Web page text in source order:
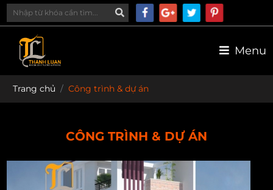
Menu
Trang chủ Công trình & dự án
CÔNG TRÌNH & DỰ ÁN